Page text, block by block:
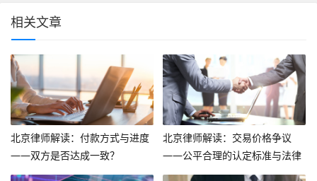
相关文章
北京律师解读：付款方式与进度
——双方是否达成一致？
北京律师解读：交易价格争议
——公平合理的认定标准与法律
途径